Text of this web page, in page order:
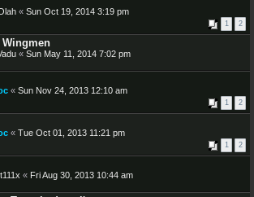
« Sun Oct 19, 2014 3:19 pm
1 2
« Sun May 11, 2014 7:02 pm
« Sun Nov 24, 2013 12:10 am
1 2
« Tue Oct 01, 2013 11:21 pm
1 2
« Fri Aug 30, 2013 10:44 am